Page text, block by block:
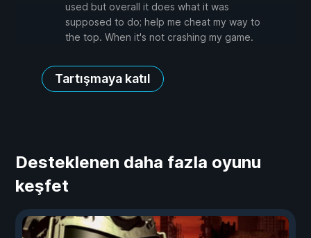
used but overall it does what it was
supposed to do; help me cheat my way to
the top. When it's not crashing my game.
Tartışmaya katıl
Desteklenen daha fazla oyunu
keşfet